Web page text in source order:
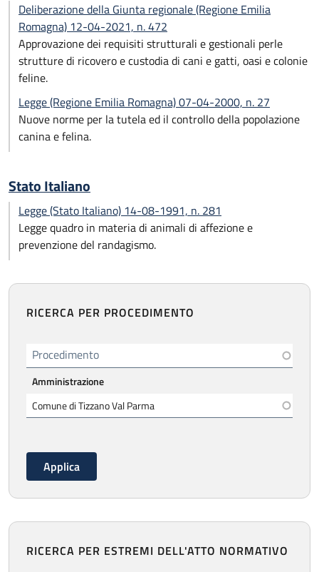
Deliberazione della Giunta regionale (Regione Emilia
Romagna) 12-04-2021, n. 472
Approvazione dei requisiti strutturali e gestionali perle
strutture di ricovero e custodia di cani e gatti, oasi e colonie
feline.
Legge (Regione Emilia Romagna) 07-04-2000, n. 27
Nuove norme per la tutela ed il controllo della popolazione
canina e felina.
Stato Italiano
Legge (Stato Italiano) 14-08-1991, n. 281
Legge quadro in materia di animali di affezione e
prevenzione del randagismo.
RICERCA PER PROCEDIMENTO
Procedimento
Amministrazione
RICERCA PER ESTREMI DELL'ATTO NORMATIVO